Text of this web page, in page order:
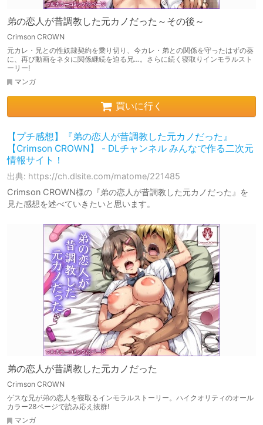
弟の恋人が昔調教した元カノだった～その後～
Crimson CROWN
元カレ・兄との性奴隷契約を乗り切り、今カレ・弟との関係を守ったはずの葵
に、再び動画をネタに関係継続を迫る兄…。さらに続く寝取りインモラルスト
ーリー!
マンガ
買いに行く
【プチ感想】『弟の恋人が昔調教した元カノだった』
【Crimson CROWN】 - DLチャンネル みんなで作る二次元
情報サイト！
出典: https://ch.dlsite.com/matome/221485
Crimson CROWN様の『弟の恋人が昔調教した元カノだった』を
見た感想を述べていきたいと思います。
弟の恋人が昔調教した元カノだった
Crimson CROWN
ゲスな兄が弟の恋人を寝取るインモラルストーリー。ハイクオリティのオール
カラー28ページで読み応え抜群!
マンガ